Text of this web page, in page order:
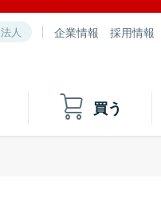
法人 企業情報 採用情報
買う